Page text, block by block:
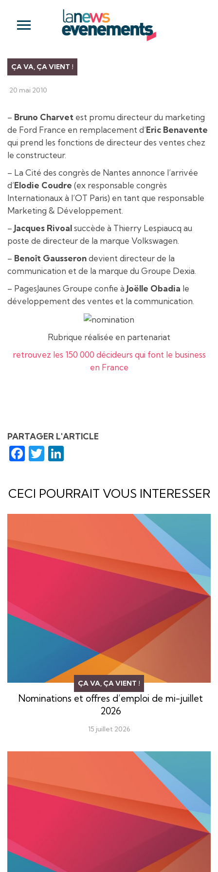
ÇA VA, ÇA VIENT !
20 mai 2010
– Bruno Charvet est promu directeur du marketing
de Ford France en remplacement d’Eric Benavente
qui prend les fonctions de directeur des ventes chez
le constructeur.
– La Cité des congrès de Nantes annonce l’arrivée
d’Elodie Coudre (ex responsable congrès
Internationaux à l’OT Paris) en tant que responsable
Marketing & Développement.
– Jacques Rivoalsuccède à Thierry Lespiaucq au
poste de directeur de la marque Volkswagen.
– Benoît Gausserondevient directeur de la
communication et de la marque du Groupe Dexia.
– PagesJaunes Groupe confie à Joëlle Obadia le
développement des ventes et la communication.
Rubrique réalisée en partenariat
retrouvez les 150 000 décideurs qui font le business
en France
PARTAGER L'ARTICLE
Facebook
Twitter
CECI POURRAIT VOUS INTERESSER
ÇA VA, ÇA VIENT !
Nominations et offres d’emploi de mi-juillet
2026
15 juillet 2026